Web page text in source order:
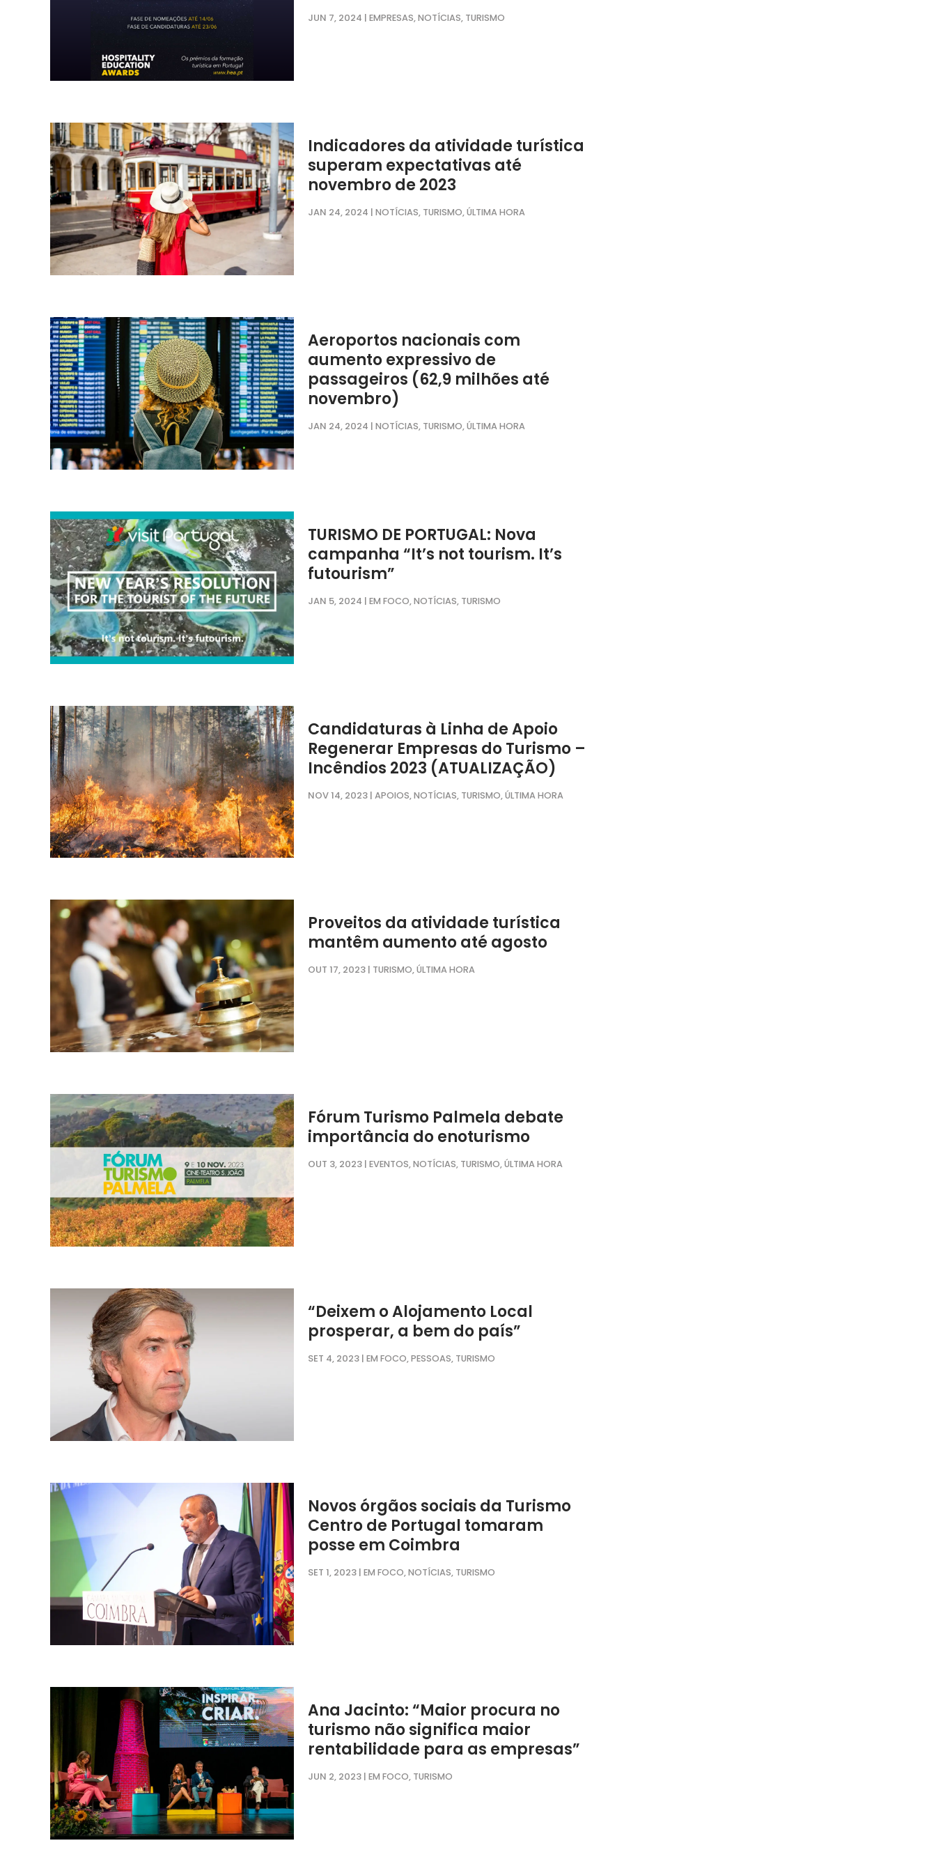
JUN 7, 2024 |EMPRESAS,NOTÍCIAS, TURISMO
Indicadores da atividade turística
superam expectativas até
novembro de 2023
JAN 24, 2024 |NOTÍCIAS, TURISMO,ÚLTIMA HORA
Aeroportos nacionais com
aumento expressivo de
passageiros (62,9 milhões até
novembro)
JAN 24, 2024 |NOTÍCIAS, TURISMO,ÚLTIMA HORA
TURISMO DE PORTUGAL: Nova
campanha “It’s not tourism. It’s
futourism”
JAN 5, 2024 |EM FOCO,NOTÍCIAS, TURISMO
Candidaturas à Linha de Apoio
Regenerar Empresas do Turismo –
Incêndios 2023 (ATUALIZAÇÃO)
NOV 14, 2023 |APOIOS,NOTÍCIAS, TURISMO,ÚLTIMA HORA
Proveitos da atividade turística
mantêm aumento até agosto
OUT 17, 2023 | TURISMO,ÚLTIMA HORA
Fórum Turismo Palmela debate
importância do enoturismo
OUT 3, 2023 |EVENTOS,NOTÍCIAS, TURISMO,ÚLTIMA HORA
“Deixem o Alojamento Local
prosperar, a bem do país”
SET 4, 2023 |EM FOCO,PESSOAS, TURISMO
Novos órgãos sociais da Turismo
Centro de Portugal tomaram
posse em Coimbra
SET 1, 2023 |EM FOCO,NOTÍCIAS, TURISMO
Ana Jacinto: “Maior procura no
turismo não significa maior
rentabilidade para as empresas”
JUN 2, 2023 |EM FOCO, TURISMO